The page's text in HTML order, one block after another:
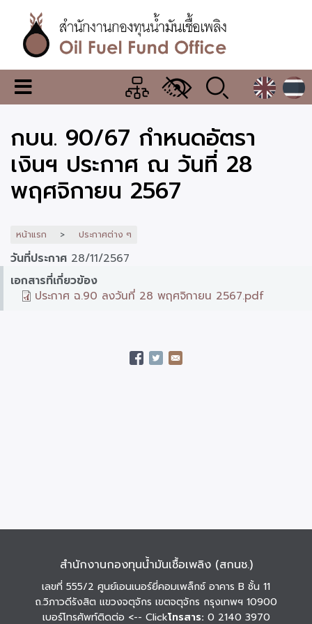
เนื้อหา
หลักสำนักงาน
กองทุน
น้ำมัน
เชื้อ
เพลิง
เมนู
เปลี่ยน
แสดง
ผล
กบน. 90/67 กำหนดอัตรา
เงินฯ ประกาศ ณ วันที่ 28
พฤศจิกายน 2567
หน้าแรก ประกาศต่าง ๆ
วันที่ประกาศ 28/11/2567
เอกสารที่เกี่ยวข้อง
ประกาศ ฉ.90 ลงวันที่ 28 พฤศจิกายน 2567.pdf
สำนักงานกองทุนน้ำมันเชื้อเพลิง (สกนช.)
เลขที่ 555/2 ศูนย์เอนเนอร์ยี่คอมเพล็กซ์ อาคาร B ชั้น 11
ถ.วิภาวดีรังสิต แขวงจตุจักร เขตจตุจักร กรุงเทพฯ 10900
เบอร์โทรศัพท์ติดต่อ <-- Clickโทรสาร: 0 2140 3970